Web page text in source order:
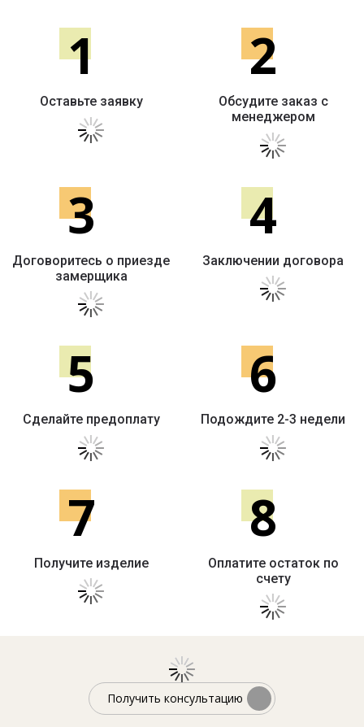
1
Оставьте заявку
2
Обсудите заказ с
менеджером
3
Договоритесь о приезде
замерщика
4
Заключении договора
5
Сделайте предоплату
6
Подождите 2-3 недели
7
Получите изделие
8
Оплатите остаток по
счету
Получить консультацию